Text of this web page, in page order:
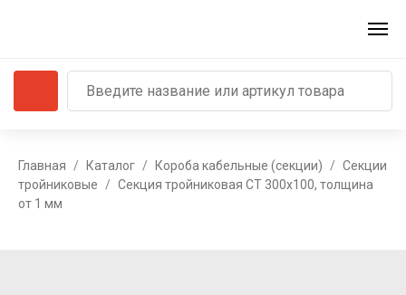
Главная Каталог Короба кабельные (секции)
Секции
тройниковые
Секция тройниковая СТ 300х100, толщина
от 1 мм